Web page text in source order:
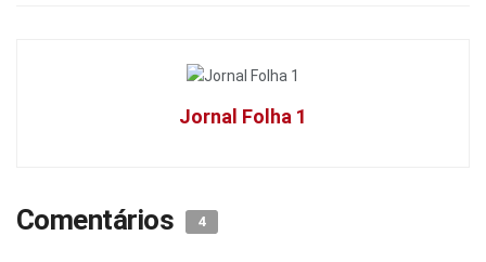
Jornal Folha 1
Comentários 4